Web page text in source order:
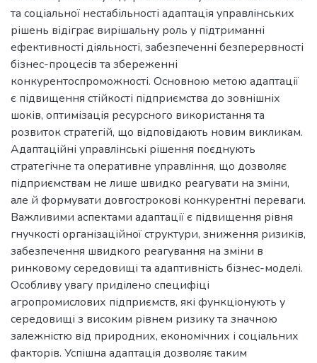
та соціальної нестабільності адаптація управлінських
рішень відіграє вирішальну роль у підтриманні
ефективності діяльності, забезпеченні безперервності
бізнес-процесів та збереженні
конкурентоспроможності. Основною метою адаптації
є підвищення стійкості підприємства до зовнішніх
шоків, оптимізація ресурсного використання та
розвиток стратегій, що відповідають новим викликам.
Адаптаційні управлінські рішення поєднують
стратегічне та оперативне управління, що дозволяє
підприємствам не лише швидко реагувати на зміни,
але й формувати довгострокові конкурентні переваги.
Важливими аспектами адаптації є підвищення рівня
гнучкості організаційної структури, зниження ризиків,
забезпечення швидкого реагування на зміни в
ринковому середовищі та адаптивність бізнес-моделі.
Особливу увагу приділено специфіці
агропромислових підприємств, які функціонують у
середовищі з високим рівнем ризику та значною
залежністю від природних, економічних і соціальних
факторів. Успішна адаптація дозволяє таким